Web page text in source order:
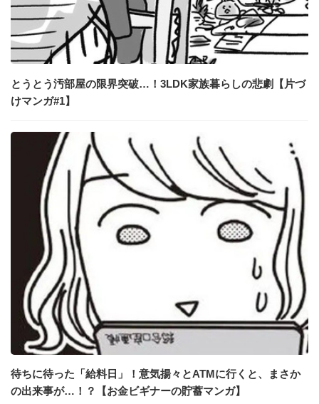
とうとう汚部屋の限界突破…！3LDK家族暮らしの悲劇【片づ
けマンガ#1】
待ちに待った「給料日」！意気揚々とATMに行くと、まさか
の出来事が…！？【お金ビギナーの貯蓄マンガ】